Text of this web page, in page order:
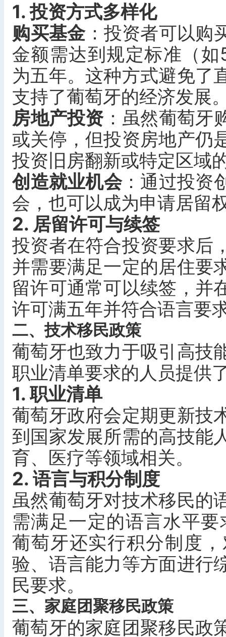
1. 投资方式多样化
购买基金：投资者可以购
金额需达到规定标准（
为五年。这种方式避免了
支持了葡萄牙的经济发展
房地产投资：虽然葡萄牙
或关停，但投资房地产仍
投资旧房翻新或特定区域
创造就业机会：通过投资
会，也可以成为申请居留
2. 居留许可与续签
投资者在符合投资要求后
并需要满足一定的居住要
留许可通常可以续签，并
许可满五年并符合语言要
二、技术移民政策
葡萄牙也致力于吸引高技
职业清单要求的人员提供
1. 职业清单
葡萄牙政府会定期更新技
到国家发展所需的高技能
育、医疗等领域相关。
2. 语言与积分制度
虽然葡萄牙对技术移民的
需满足一定的语言水平
葡萄牙还实行积分制度
验、语言能力等方面进行
民要求。
三、家庭团聚移民政策
葡萄牙的家庭团聚移民政